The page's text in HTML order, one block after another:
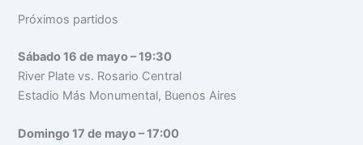
Próximos partidos
Sábado 16 de mayo – 19:30
River Plate vs. Rosario Central
Estadio Más Monumental, Buenos Aires
Domingo 17 de mayo – 17:00